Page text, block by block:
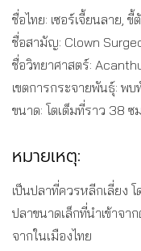
ชื่อไทย: เซอร์เจี้ยนลาย, ขี้
ชื่อสามัญ: Clown
ชื่อวิทยาศาสตร์:
เขตการกระจายพันธุ์: พบ
ขนาด: โตเต็มที่ราว 38 ซ
หมายเหตุ:
เป็นปลาที่ควรหลีกเลี่ยง
ปลาขนาดเล็กที่นำเข้าจา
จากในเมืองไทย